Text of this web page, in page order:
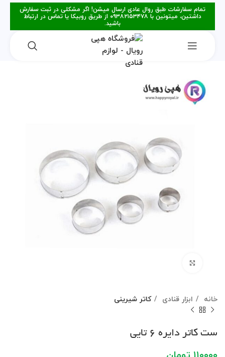
تمام سفارشات طبق روال عادی ارسال میشن! اگر مشکلی در ثبت سفارش
داشتین، میتونین با ۰۹۳۸۲۱۵۳۴۷۸ از طریق روبیکا یا تماس در ارتباط
باشید.
خانه ابزار قنادی کاتر شیرینی
ست کاتر دایره 6 تایی